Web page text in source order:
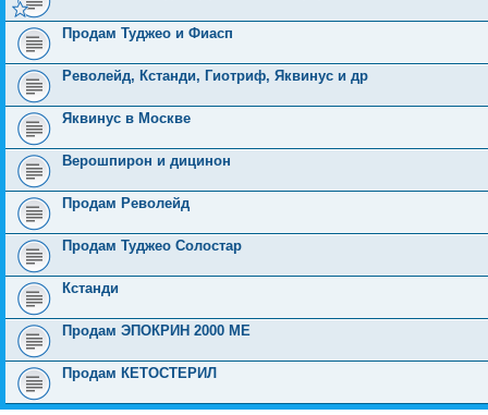
Продам Туджео и Фиасп
Револейд, Кстанди, Гиотриф, Яквинус и др
Яквинус в Москве
Верошпирон и дицинон
Продам Револейд
Продам Туджео Солостар
Кстанди
Продам ЭПОКРИН 2000 МЕ
Продам КЕТОСТЕРИЛ